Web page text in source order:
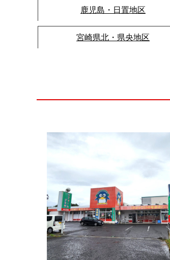
鹿児島・日置地区
宮崎県北・県央地区